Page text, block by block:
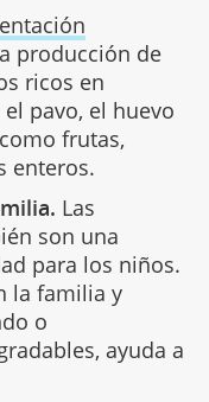
producción de
ricos en
pavo, el huevo
frutas,
enteros.
Las
son una
para los niños.
la familia y
o
ayuda a